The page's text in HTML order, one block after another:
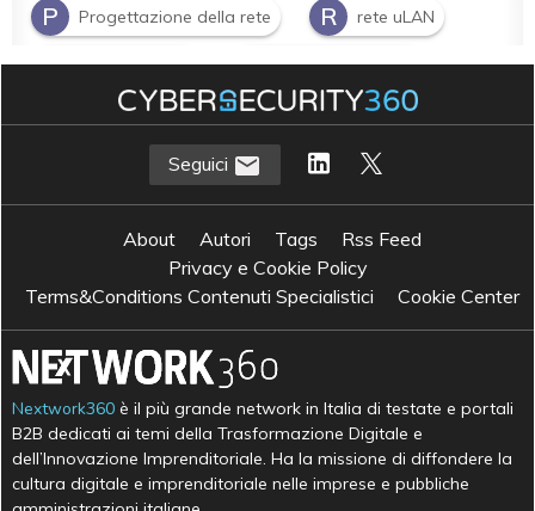
P
Progettazione della rete R rete uLAN
S smart building T tecnologia di rete
Seguici
About Autori Tags
Rss Feed
Privacy e Cookie Policy
Terms&Conditions Contenuti Specialistici
Cookie Center
Nextwork360 è il più grande network in Italia di testate e portali
B2B dedicati ai temi della Trasformazione Digitale e
dell’Innovazione Imprenditoriale. Ha la missione di diffondere la
cultura digitale e imprenditoriale nelle imprese e pubbliche